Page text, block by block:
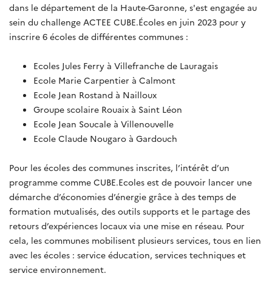
dans le département de la Haute-Garonne, s'est engagée au
sein du challenge ACTEE CUBE.Écoles en juin 2023 pour y
inscrire 6 écoles de différentes communes :
Ecoles Jules Ferry à Villefranche de Lauragais
Ecole Marie Carpentier à Calmont
Ecole Jean Rostand à Nailloux
Groupe scolaire Rouaix à Saint Léon
Ecole Jean Soucale à Villenouvelle
Ecole Claude Nougaro à Gardouch
Pour les écoles des communes inscrites, l’intérêt d’un
programme comme CUBE.Ecoles est de pouvoir lancer une
démarche d’économies d’énergie grâce à des temps de
formation mutualisés, des outils supports et le partage des
retours d’expériences locaux via une mise en réseau. Pour
cela, les communes mobilisent plusieurs services, tous en lien
avec les écoles : service éducation, services techniques et
service environnement.